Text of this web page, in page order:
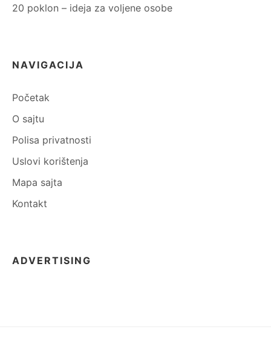
20 poklon – ideja za voljene osobe
NAVIGACIJA
Početak
O sajtu
Polisa privatnosti
Uslovi korištenja
Mapa sajta
Kontakt
ADVERTISING